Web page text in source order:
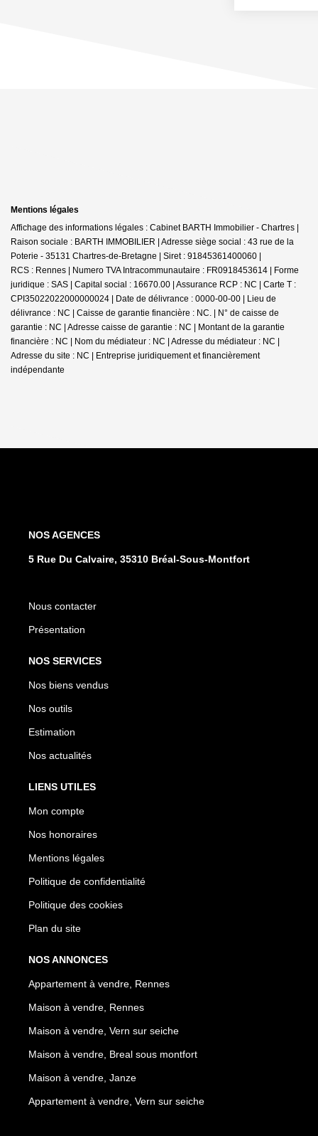
Mentions légales
Affichage des informations légales : Cabinet BARTH Immobilier - Chartres |
Raison sociale : BARTH IMMOBILIER | Adresse siège social : 43 rue de la
Poterie - 35131 Chartres-de-Bretagne | Siret : 91845361400060 |
RCS : Rennes | Numero TVA Intracommunautaire : FR0918453614 | Forme
juridique : SAS | Capital social : 16670.00 | Assurance RCP : NC | Carte T :
CPI35022022000000024 | Date de délivrance : 0000-00-00 | Lieu de
délivrance : NC | Caisse de garantie financière : NC. | N° de caisse de
garantie : NC | Adresse caisse de garantie : NC | Montant de la garantie
financière : NC | Nom du médiateur : NC | Adresse du médiateur : NC |
Adresse du site : NC | Entreprise juridiquement et financièrement
indépendante
NOS AGENCES
5 Rue Du Calvaire, 35310 Bréal-Sous-Montfort
Nous contacter
Présentation
NOS SERVICES
Nos biens vendus
Nos outils
Estimation
Nos actualités
LIENS UTILES
Mon compte
Nos honoraires
Mentions légales
Politique de confidentialité
Politique des cookies
Plan du site
NOS ANNONCES
Appartement à vendre, Rennes
Maison à vendre, Rennes
Maison à vendre, Vern sur seiche
Maison à vendre, Breal sous montfort
Maison à vendre, Janze
Appartement à vendre, Vern sur seiche